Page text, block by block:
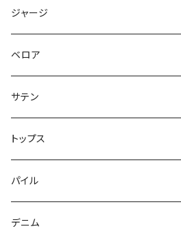
ジャージ
ベロア
サテン
トップス
パイル
デニム